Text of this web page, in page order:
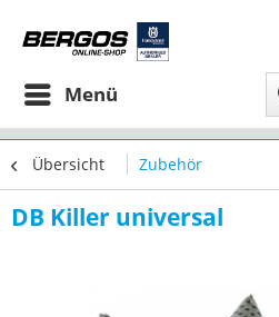
Menü
Übersicht Zubehör
DB Killer universal